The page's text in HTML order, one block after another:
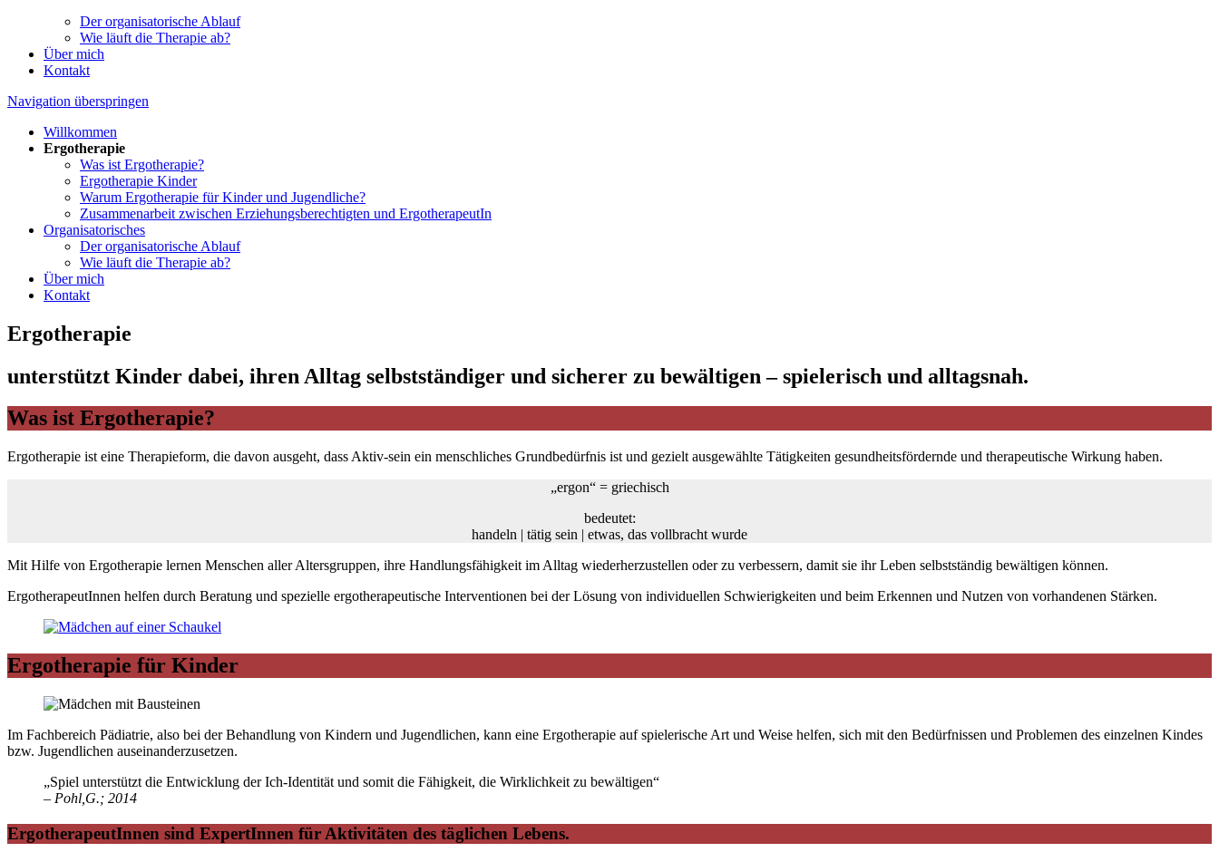
Der organisatorische Ablauf
Wie läuft die Therapie ab?
Über mich
Kontakt
Navigation überspringen
Willkommen
Ergotherapie
Was ist Ergotherapie?
Ergotherapie Kinder
Warum Ergotherapie für Kinder und Jugendliche?
Zusammenarbeit zwischen Erziehungsberechtigten und ErgotherapeutIn
Organisatorisches
Der organisatorische Ablauf
Wie läuft die Therapie ab?
Über mich
Kontakt
Ergotherapie
unterstützt Kinder dabei, ihren Alltag selbstständiger und sicherer zu bewältigen – spielerisch und alltagsnah.
Was ist Ergotherapie?
Ergotherapie ist eine Therapieform, die davon ausgeht, dass Aktiv-sein ein menschliches Grundbedürfnis ist und gezielt ausgewählte Tätigkeiten gesundheitsfördernde und therapeutische Wirkung haben.
„ergon“ = griechisch
bedeutet:
handeln | tätig sein | etwas, das vollbracht wurde
Mit Hilfe von Ergotherapie lernen Menschen aller Altersgruppen, ihre Handlungsfähigkeit im Alltag wiederherzustellen oder zu verbessern, damit sie ihr Leben selbstständig bewältigen können.
ErgotherapeutInnen helfen durch Beratung und spezielle ergotherapeutische Interventionen bei der Lösung von individuellen Schwierigkeiten und beim Erkennen und Nutzen von vorhandenen Stärken.
Ergotherapie für Kinder
Im Fachbereich Pädiatrie, also bei der Behandlung von Kindern und Jugendlichen, kann eine Ergotherapie auf spielerische Art und Weise helfen, sich mit den Bedürfnissen und Problemen des einzelnen Kindes
bzw. Jugendlichen auseinanderzusetzen.
„Spiel unterstützt die Entwicklung der Ich-Identität und somit die Fähigkeit, die Wirklichkeit zu bewältigen“
– Pohl,G.; 2014
ErgotherapeutInnen sind ExpertInnen für Aktivitäten des täglichen Lebens.